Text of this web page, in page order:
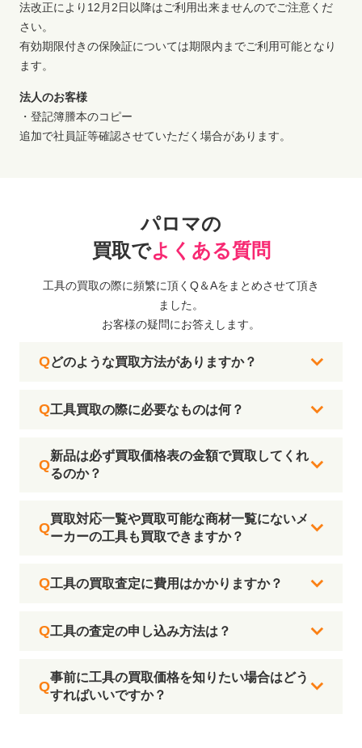
法改正により12月2日以降はご利用出来ませんのでご注意くだ
さい。
有効期限付きの保険証については期限内までご利用可能となり
ます。
法人のお客様
・登記簿謄本のコピー
追加で社員証等確認させていただく場合があります。
パロマの
買取でよくある質問
工具の買取の際に頻繁に頂くQ＆Aをまとめさせて頂き
ました。
お客様の疑問にお答えします。
どのような買取方法がありますか？
工具買取の際に必要なものは何？
新品は必ず買取価格表の金額で買取してくれ
るのか？
買取対応一覧や買取可能な商材一覧にないメ
ーカーの工具も買取できますか？
工具の買取査定に費用はかかりますか？
工具の査定の申し込み方法は？
事前に工具の買取価格を知りたい場合はどう
すればいいですか？